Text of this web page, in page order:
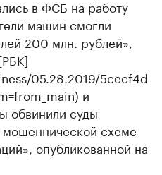
в ФСБ на работу
машин смогли
200 млн. рублей»,
05.28.2019/5cecf4d
и
обвинили суды
мошеннической схеме
опубликованной на